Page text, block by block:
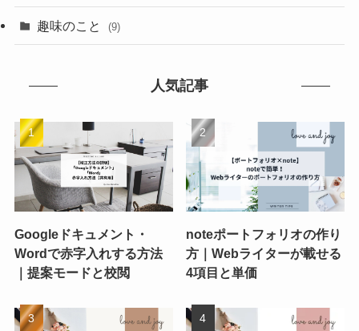
趣味のこと (9)
人気記事
Googleドキュメント・
Wordで赤字入れする方法
｜提案モードと校閲
noteポートフォリオの作り
方｜Webライターが載せる
4項目と単価